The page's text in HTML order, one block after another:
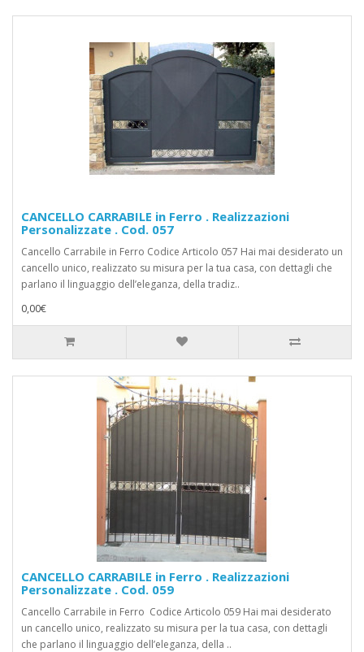
CANCELLO CARRABILE in Ferro . Realizzazioni
Personalizzate . Cod. 057
Cancello Carrabile in Ferro Codice Articolo 057 Hai mai desiderato un
cancello unico, realizzato su misura per la tua casa, con dettagli che
parlano il linguaggio dell’eleganza, della tradiz..
0,00€
CANCELLO CARRABILE in Ferro . Realizzazioni
Personalizzate . Cod. 059
Cancello Carrabile in Ferro Codice Articolo 059 Hai mai desiderato
un cancello unico, realizzato su misura per la tua casa, con dettagli
che parlano il linguaggio dell’eleganza, della ..